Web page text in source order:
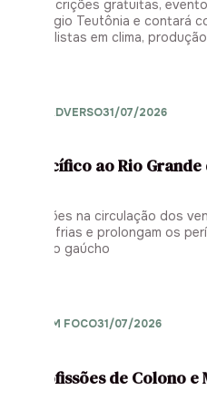
Com inscrições gratuitas,
no Colégio Teutônia e contará
especialistas em clima,
CLIMA ADVERSO31/07/2026
Do Pacífico ao Rio
Alterações na circulação dos
frentes frias e prolongam os
território gaúcho
AGRO EM FOCO31/07/2026
As profissões de Colono